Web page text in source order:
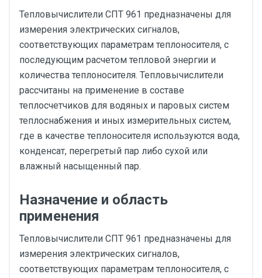
Тепловычислители СПТ 961 предназначены для
измерения электрических сигналов,
соответствующих параметрам теплоносителя, с
последующим расчетом тепловой энергии и
количества теплоносителя. Тепловычислители
рассчитаны на применение в составе
теплосчетчиков для водяных и паровых систем
теплоснабжения и иных измерительных систем,
где в качестве теплоносителя используются вода,
конденсат, перегретый пар либо сухой или
влажный насыщенный пар.
Назначение и область
применения
Тепловычислители СПТ 961 предназначены для
измерения электрических сигналов,
соответствующих параметрам теплоносителя, с